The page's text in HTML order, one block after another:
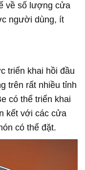
về số lượng cửa
người dùng, ít
triển khai hồi đầu
trên rất nhiều tỉnh
có thể triển khai
kết với các cửa
có thể đặt.